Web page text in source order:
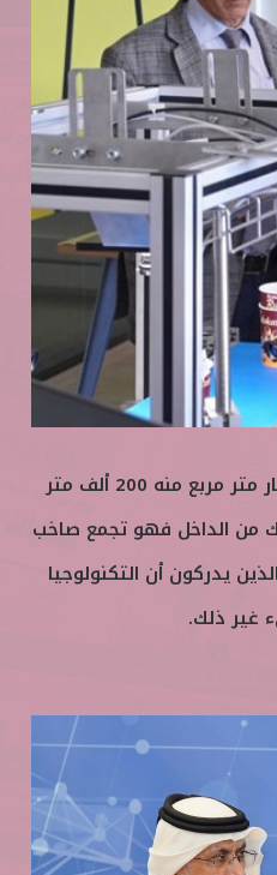
يمتد وادي التكنولوجيا الذي على مساحة إجمالية تبلغ 3.3 مليار متر مربع منه 200 ألف متر
من الداخل فهو تجمع صاخب
يدركون أن التكنولوجيا
غير ذلك.